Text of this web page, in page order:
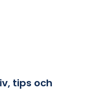
tips och